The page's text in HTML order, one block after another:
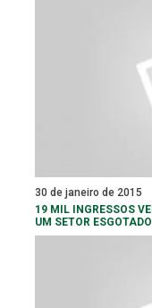
30 de janeiro de 2015
19 MIL INGRESSOS
UM SETOR ESGOTADO